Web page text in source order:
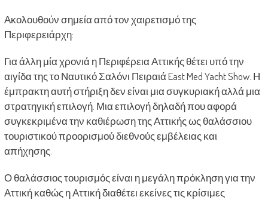
Ακολουθούν σημεία από τον χαιρετισμό της
Περιφερειάρχη:
Για άλλη μία χρονιά η Περιφέρεια Αττικής θέτει υπό την
αιγίδα της το Ναυτικό Σαλόνι Πειραιά East Med Yacht Show. Η
έμπρακτη αυτή στήριξη δεν είναι μια συγκυριακή αλλά μια
στρατηγική επιλογή. Μια επιλογή δηλαδή που αφορά
συγκεκριμένα την καθιέρωση της Αττικής ως θαλάσσιου
τουριστικού προορισμού διεθνούς εμβέλειας και
απήχησης.
Ο θαλάσσιος τουρισμός είναι η μεγάλη πρόκληση για την
Αττική καθώς η Αττική διαθέτει εκείνες τις κρίσιμες